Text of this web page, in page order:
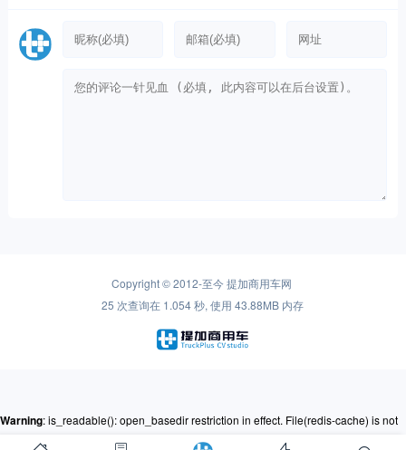
Copyright © 2012-至今提加商用车网
25 次查询在 1.054 秒, 使用 43.88MB 内存
Warning: is_readable(): open_basedir restriction in effect. File(redis-cache) is not
within the allowed path(s): (/www/ssdwww/wwwroot/www.cntplus.com/:/tmp/:/proc/)